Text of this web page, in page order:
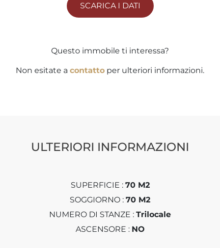
SCARICA I DATI
Questo immobile ti interessa?
Non esitate a contatto per ulteriori informazioni.
ULTERIORI INFORMAZIONI
SUPERFICIE : 70 M2
SOGGIORNO : 70 M2
NUMERO DI STANZE : Trilocale
ASCENSORE : NO